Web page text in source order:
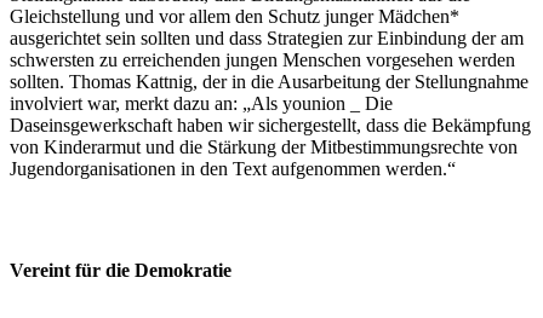
Gleichstellung und vor allem den Schutz junger Mädchen*
ausgerichtet sein sollten und dass Strategien zur Einbindung der am
schwersten zu erreichenden jungen Menschen vorgesehen werden
sollten. Thomas Kattnig, der in die Ausarbeitung der Stellungnahme
involviert war, merkt dazu an: „Als younion _ Die
Daseinsgewerkschaft haben wir sichergestellt, dass die Bekämpfung
von Kinderarmut und die Stärkung der Mitbestimmungsrechte von
Jugendorganisationen in den Text aufgenommen werden.“
Vereint für die Demokratie